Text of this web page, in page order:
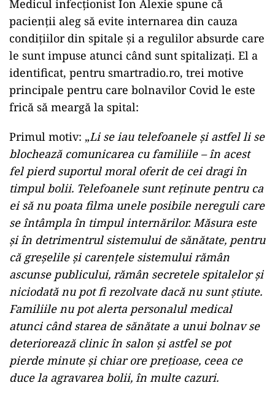
Medicul infecționist Ion Alexie spune că
pacienții aleg să evite internarea din cauza
condițiilor din spitale și a regulilor absurde care
le sunt impuse atunci când sunt spitalizați. El a
identificat, pentru smartradio.ro, trei motive
principale pentru care bolnavilor Covid le este
frică să meargă la spital:
Primul motiv: „Li se iau telefoanele și astfel li se
blochează comunicarea cu familiile – în acest
fel pierd suportul moral oferit de cei dragi în
timpul bolii. Telefoanele sunt reținute pentru ca
ei să nu poata filma unele posibile nereguli care
se întâmpla în timpul internărilor. Măsura este
și în detrimentrul sistemului de sănătate, pentru
că greșelile și carențele sistemului rămân
ascunse publicului, rămân secretele spitalelor și
niciodată nu pot fi rezolvate dacă nu sunt știute.
Familiile nu pot alerta personalul medical
atunci când starea de sănătate a unui bolnav se
deteriorează clinic în salon și astfel se pot
pierde minute și chiar ore prețioase, ceea ce
duce la agravarea bolii, în multe cazuri.